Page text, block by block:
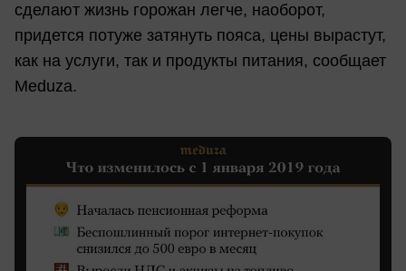
сделают жизнь горожан легче, наоборот,
придется потуже затянуть пояса, цены вырастут,
как на услуги, так и продукты питания, сообщает
Meduza.